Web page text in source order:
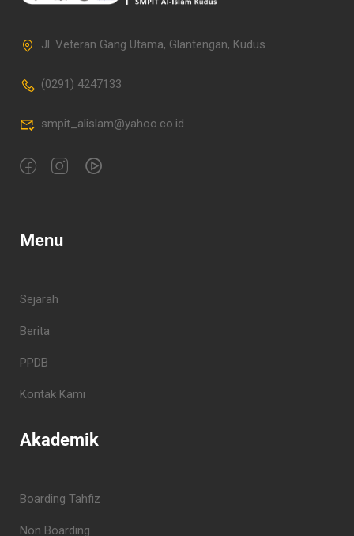
Jl. Veteran Gang Utama, Glantengan, Kudus
(0291) 4247133
smpit_alislam@yahoo.co.id
Menu
Sejarah
Berita
PPDB
Kontak Kami
Akademik
Boarding Tahfiz
Non Boarding